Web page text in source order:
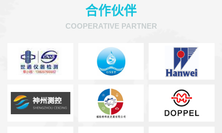
合作伙伴
COOPERATIVE PARTNER